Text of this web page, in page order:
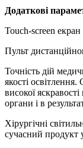
Додаткові
Touch-screen
Пульт
Точність дій
якості
високої
органи і в
Хірургічні
сучасний продукт